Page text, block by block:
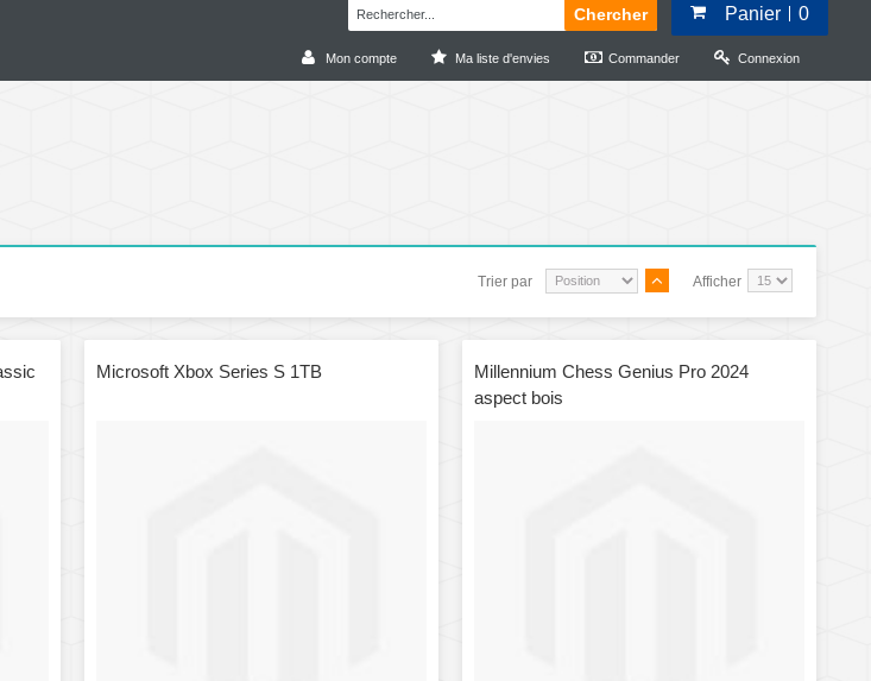
Panier
0
Chercher
Mon compte Ma liste d'envies Commander Connexion
Afficher
Trier par
Microsoft Xbox Series S 1TB
Millennium Chess Genius Pro 2024
aspect bois